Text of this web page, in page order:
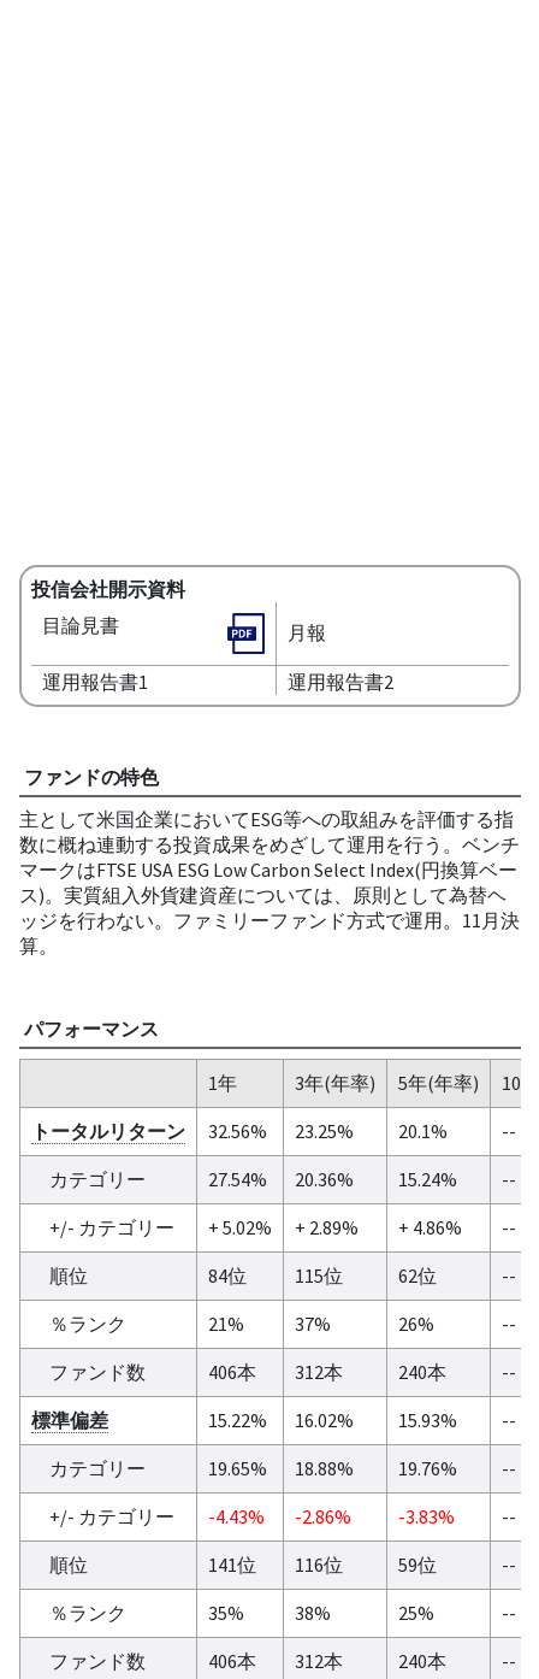
投信会社開示資料
目論見書
月報
運用報告書1 運用報告書2
ファンドの特色
主として米国企業においてESG等への取組みを評価する指
数に概ね連動する投資成果をめざして運用を行う。ベンチ
マークはFTSE USA ESG Low Carbon Select Index(円換算ベー
ス)。実質組入外貨建資産については、原則として為替ヘ
ッジを行わない。ファミリーファンド方式で運用。11月決
算。
パフォーマンス
1年 3年(年率) 5年(年率)
10
トータルリターン
32.56% 23.25% 20.1%
--
カテゴリー
27.54% 20.36% 15.24%
--
+/- カテゴリー
+ 5.02% + 2.89% + 4.86%
--
順位
84位 115位 62位
--
％ランク
21% 37% 26%
--
ファンド数
406本 312本 240本
--
標準偏差
15.22% 16.02% 15.93%
--
カテゴリー
19.65% 18.88% 19.76%
--
+/- カテゴリー
-4.43% -2.86% -3.83%
--
順位
141位 116位 59位
--
％ランク
35% 38% 25%
--
ファンド数
406本 312本 240本 --